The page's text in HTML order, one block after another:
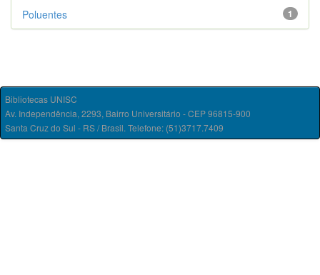
1
Poluentes
Bibliotecas UNISC
Av. Independência, 2293, Bairro Universitário - CEP 96815-900
Santa Cruz do Sul - RS / Brasil. Telefone: (51)3717.7409